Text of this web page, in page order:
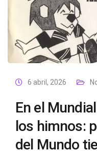
6 abril, 2026
En el
los himnos:
del Mundo